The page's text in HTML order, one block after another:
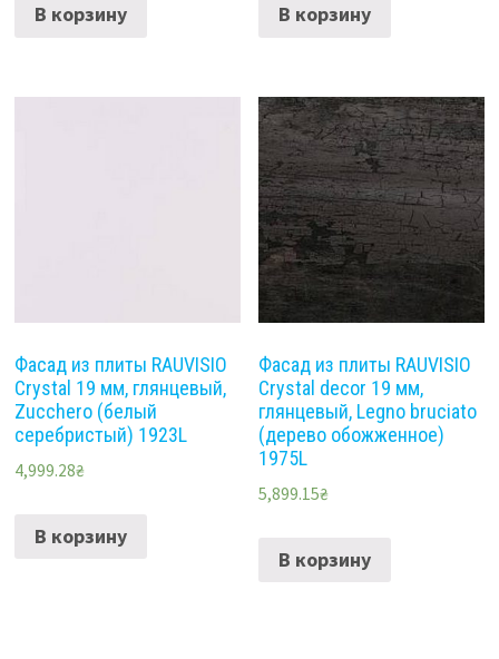
В корзину В корзину
Фасад из плиты RAUVISIO
Crystal 19 мм, глянцевый,
Zucchero (белый
серебристый) 1923L
4,999.28₴
В корзину
Фасад из плиты RAUVISIO
Crystal decor 19 мм,
глянцевый, Legno bruciato
(дерево обожженное)
1975L
5,899.15₴
В корзину